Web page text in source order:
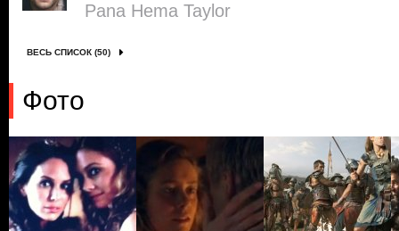
Pana Hema Taylor
ВЕСЬ СПИСОК (50)
Фото